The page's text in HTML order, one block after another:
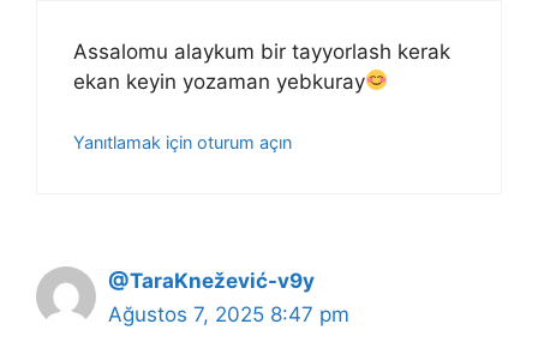
Assalomu alaykum bir tayyorlash kerak
ekan keyin yozaman yebkuray
Yanıtlamak için oturum açın
@TaraKnežević-v9y
Ağustos 7, 2025 8:47 pm